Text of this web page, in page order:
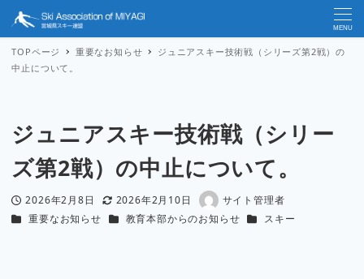
MENU
TOPページ 重要なお知らせ
ジュニアスキー技術戦（シリーズ第2戦）の
中止について。
ジュニアスキー技術戦（シリー
ズ第2戦）の中止について。
投稿日
2026年2月8日
更新日
2026年2月10日
著
者
サイト管理者
カテゴリー
重要なお知らせ カテゴリー
教育本部からのお知らせ カテゴリー
スキー